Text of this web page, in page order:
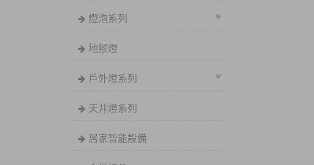
燈泡系列
地腳燈
戶外燈系列
天井燈系列
居家智能設備